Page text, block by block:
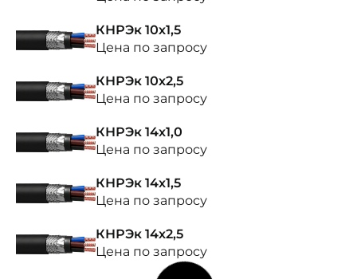
КНРЭк 10х1,5
Цена по запросу
КНРЭк 10х2,5
Цена по запросу
КНРЭк 14х1,0
Цена по запросу
КНРЭк 14х1,5
Цена по запросу
КНРЭк 14х2,5
Цена по запросу